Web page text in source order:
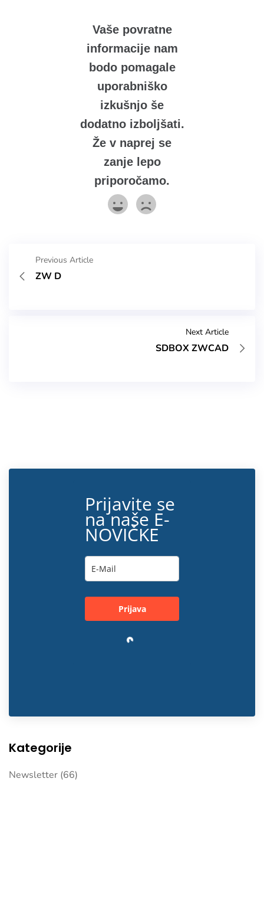
Vaše povratne
informacije nam
bodo pomagale
uporabniško
izkušnjo še
dodatno izboljšati.
Že v naprej se
zanje lepo
priporočamo.
Previous Article
ZW D
Next Article
SDBOX ZWCAD
Prijavite se
na naše E-
NOVIČKE
Prijava
Kategorije
Newsletter (66)